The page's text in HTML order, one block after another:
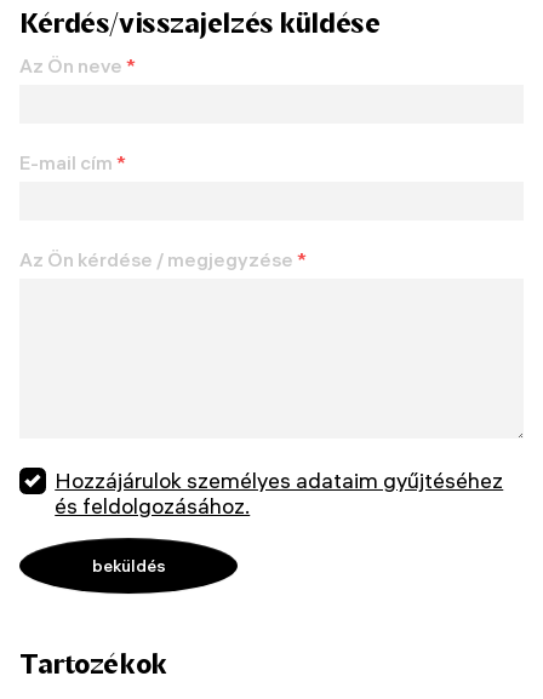
Kérdés/visszajelzés küldése
Az Ön neve *
E-mail cím *
Az Ön kérdése / megjegyzése *
Hozzájárulok személyes adataim gyűjtéséhez
és feldolgozásához.
Tartozékok